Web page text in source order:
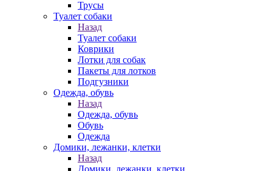
Трусы
Туалет собаки
Назад
Туалет собаки
Коврики
Лотки для собак
Пакеты для лотков
Подгузники
Одежда, обувь
Назад
Одежда, обувь
Обувь
Одежда
Домики, лежанки, клетки
Назад
Домики, лежанки, клетки